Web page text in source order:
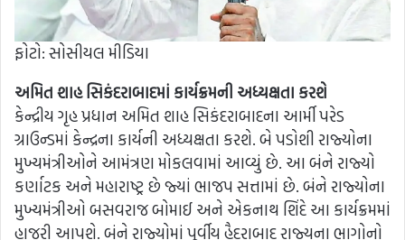
ફોટો: સોસીયલ મીડિયા
અમિત શાહ સિકંદરાબાદમાં કાર્યક્રમની અધ્યક્ષતા કરશે
કેન્દ્રીય ગૃહ પ્રધાન અમિત શાહ સિકંદરાબાદના આર્મી પરેડ
ગ્રાઉન્ડમાં કેન્દ્રના કાર્યની અધ્યક્ષતા કરશે. બે પડોશી રાજ્યોના
મુખ્યમંત્રીઓને આમંત્રણ મોકલવામાં આવ્યું છે. આ બંને રાજ્યો
કર્ણાટક અને મહારાષ્ટ્ર છે જ્યાં ભાજપ સત્તામાં છે. બંને રાજ્યોના
મુખ્યમંત્રીઓ બસવરાજ બોમાઈ અને એકનાથ શિંદે આ કાર્યક્રમમાં
હાજરી આપશે. બંને રાજ્યોમાં પૂર્વીય હૈદરાબાદ રાજ્યના ભાગોનો